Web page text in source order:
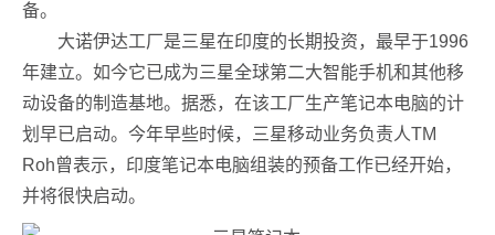
备。
大诺伊达工厂是三星在印度的长期投资，最早于1996
年建立。如今它已成为三星全球第二大智能手机和其他移
动设备的制造基地。据悉， 在该工厂生产笔记本电脑的计
划早已启动。今年早些时候，三星移动业务负责人TM
Roh曾表示，印度笔记本电脑组装的预备工作已经开始，
并将很快启动。